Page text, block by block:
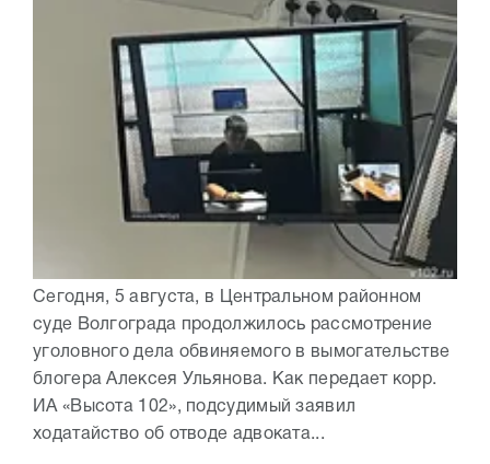
Сегодня, 5 августа, в Центральном районном
суде Волгограда продолжилось рассмотрение
уголовного дела обвиняемого в вымогательстве
блогера Алексея Ульянова. Как передает корр.
ИА «Высота 102», подсудимый заявил
ходатайство об отводе адвоката...